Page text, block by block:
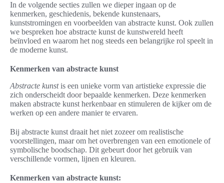
In de volgende secties zullen we dieper ingaan op de
kenmerken, geschiedenis, bekende kunstenaars,
kunststromingen en voorbeelden van abstracte kunst. Ook zullen
we bespreken hoe abstracte kunst de kunstwereld heeft
beïnvloed en waarom het nog steeds een belangrijke rol speelt in
de moderne kunst.
Kenmerken van abstracte kunst
Abstracte kunstis een unieke vorm van artistieke expressie die
zich onderscheidt door bepaalde kenmerken. Deze kenmerken
maken abstracte kunst herkenbaar en stimuleren de kijker om de
werken op een andere manier te ervaren.
Bij abstracte kunst draait het niet zozeer om realistische
voorstellingen, maar om het overbrengen van een emotionele of
symbolische boodschap. Dit gebeurt door het gebruik van
verschillende vormen, lijnen en kleuren.
Kenmerken van abstracte kunst: